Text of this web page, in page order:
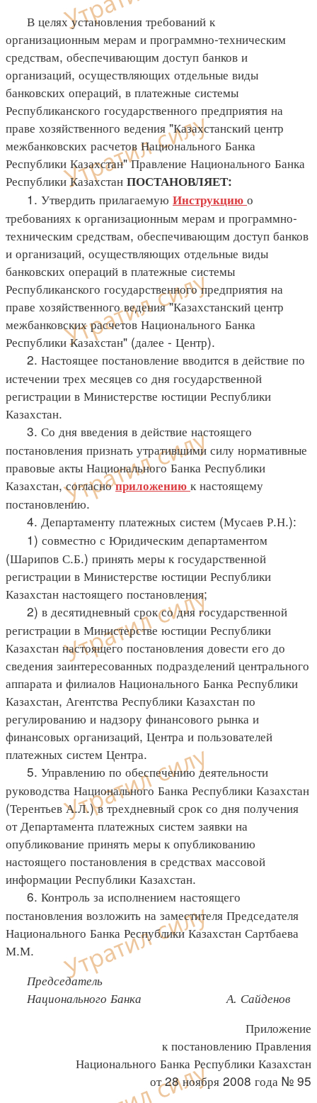
В целях установления требований к
организационным мерам и программно-техническим
средствам, обеспечивающим доступ банков и
организаций, осуществляющих отдельные виды
банковских операций, в платежные системы
Республиканского государственного предприятия на
праве хозяйственного ведения "Казахстанский центр
межбанковских расчетов Национального Банка
Республики Казахстан" Правление Национального Банка
Республики Казахстан ПОСТАНОВЛЯЕТ:
1. Утвердить прилагаемую Инструкцию о
требованиях к организационным мерам и программно-
техническим средствам, обеспечивающим доступ банков
и организаций, осуществляющих отдельные виды
банковских операций в платежные системы
Республиканского государственного предприятия на
праве хозяйственного ведения "Казахстанский центр
межбанковских расчетов Национального Банка
Республики Казахстан" (далее - Центр).
2. Настоящее постановление вводится в действие по
истечении трех месяцев со дня государственной
регистрации в Министерстве юстиции Республики
Казахстан.
3. Со дня введения в действие настоящего
постановления признать утратившими силу нормативные
правовые акты Национального Банка Республики
Казахстан, согласноприложению к настоящему
постановлению.
4. Департаменту платежных систем (Мусаев Р.Н.):
1) совместно с Юридическим департаментом
(Шарипов С.Б.) принять меры к государственной
регистрации в Министерстве юстиции Республики
Казахстан настоящего постановления;
2) в десятидневный срок со дня государственной
регистрации в Министерстве юстиции Республики
Казахстан настоящего постановления довести его до
сведения заинтересованных подразделений центрального
аппарата и филиалов Национального Банка Республики
Казахстан, Агентства Республики Казахстан по
регулированию и надзору финансового рынка и
финансовых организаций, Центра и пользователей
платежных систем Центра.
5. Управлению по обеспечению деятельности
руководства Национального Банка Республики Казахстан
(Терентьев А.Л.) в трехдневный срок со дня получения
от Департамента платежных систем заявки на
опубликование принять меры к опубликованию
настоящего постановления в средствах массовой
информации Республики Казахстан.
6. Контроль за исполнением настоящего
постановления возложить на заместителя Председателя
Национального Банка Республики Казахстан Сартбаева
М.М.
Председатель
Национального Банка А. Сайденов
Приложение
к постановлению Правления
Национального Банка Республики Казахстан
от 28 ноября 2008 года № 95